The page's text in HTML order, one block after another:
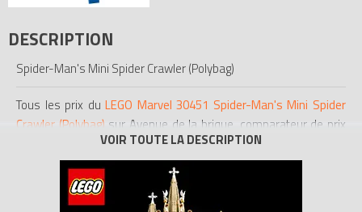
DESCRIPTION
Spider-Man's Mini Spider Crawler (Polybag)
Tous les prix duLEGO Marvel 30451 Spider-Man's Mini Spider
Crawler (Polybag) sur Avenue de la brique, comparateur de prix
Codes EAN du LEGO Marvel 30451 : 5702016374667,
0673419306157.